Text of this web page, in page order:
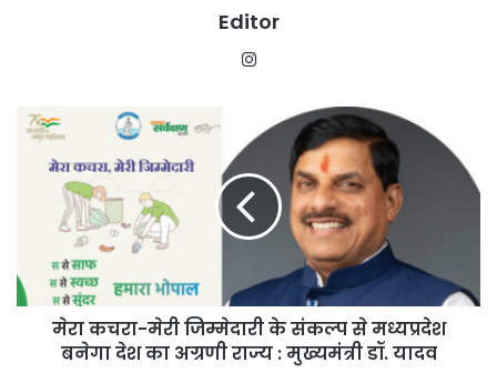
Editor
मेरा
कचरा-
मध्यप्रदेश
बनेगा
मेरा कचरा-मेरी जिम्मेदारी के संकल्प से मध्यप्रदेश
बनेगा देश का अग्रणी राज्य : मुख्यमंत्री डॉ. यादव